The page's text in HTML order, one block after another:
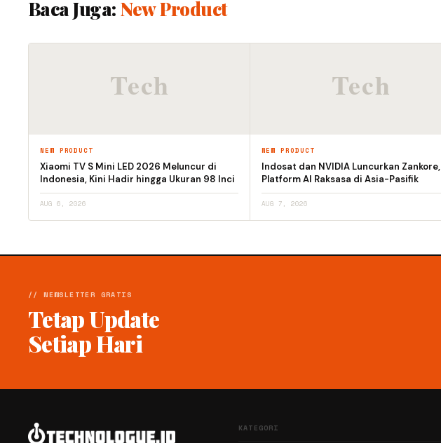
Baca Juga: New Product
NEW PRODUCT
Xiaomi TV S Mini LED 2026 Meluncur di
Indonesia, Kini Hadir hingga Ukuran 98 Inci
AUG 6, 2026
NEW PRODUCT
Indosat dan NVIDIA Luncurkan Zankore,
Platform AI Raksasa di Asia-Pasifik
AUG 7, 2026
// NEWSLETTER GRATIS
Tetap Update
Setiap Hari
KATEGORI